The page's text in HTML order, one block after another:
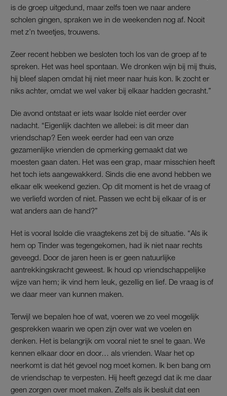
is de groep uitgedund, maar zelfs toen we naar andere
scholen gingen, spraken we in de weekenden nog af. Nooit
met z’n tweetjes, trouwens.
Zeer recent hebben we besloten toch los van de groep af te
spreken. Het was heel spontaan. We dronken wijn bij mij thuis,
hij bleef slapen omdat hij niet meer naar huis kon. Ik zocht er
niks achter, omdat we wel vaker bij elkaar hadden gecrasht.”
Die avond ontstaat er iets waar Isolde niet eerder over
nadacht. “Eigenlijk dachten we allebei: is dit meer dan
vriendschap? Een week eerder had een van onze
gezamenlijke vrienden de opmerking gemaakt dat we
moesten gaan daten. Het was een grap, maar misschien heeft
het toch iets aangewakkerd. Sinds die ene avond hebben we
elkaar elk weekend gezien. Op dit moment is het de vraag of
we verliefd worden of niet. Passen we echt bij elkaar of is er
wat anders aan de hand?”
Het is vooral Isolde die vraagtekens zet bij de situatie. “Als ik
hem op Tinder was tegengekomen, had ik niet naar rechts
geveegd. Door de jaren heen is er geen natuurlijke
aantrekkingskracht geweest. Ik houd op vriendschappelijke
wijze van hem; ik vind hem leuk, gezellig en lief. De vraag is of
we daar meer van kunnen maken.
Terwijl we bepalen hoe of wat, voeren we zo veel mogelijk
gesprekken waarin we open zijn over wat we voelen en
denken. Het is belangrijk om vooral niet te snel te gaan. We
kennen elkaar door en door… als vrienden. Waar het op
neerkomt is dat hét gevoel nog moet komen. Ik ben bang om
de vriendschap te verpesten. Hij heeft gezegd dat ik me daar
geen zorgen over moet maken. Zelfs als ik besluit dat een